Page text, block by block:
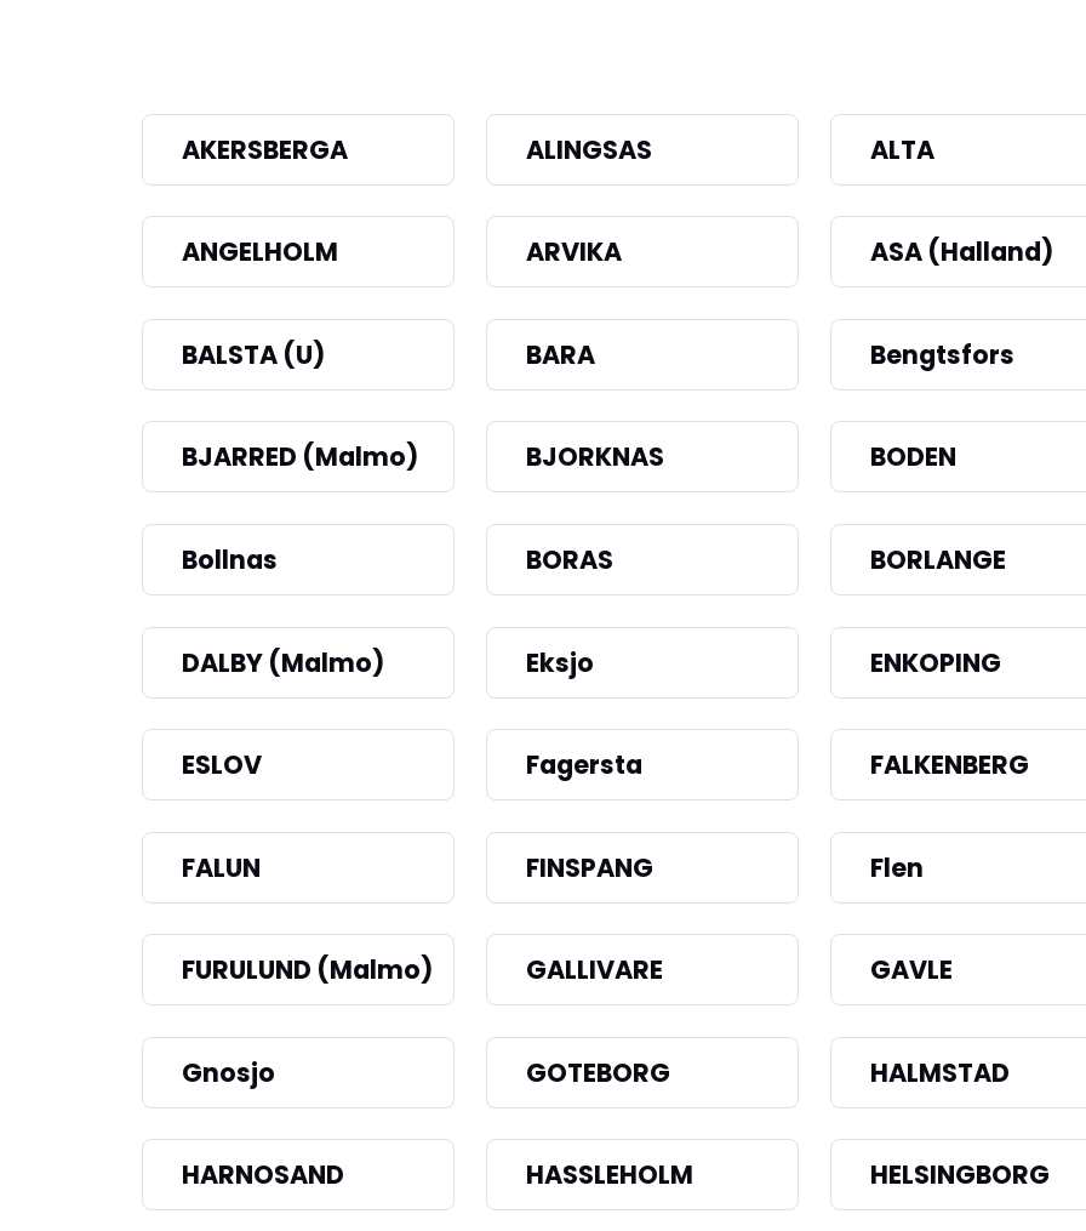
AKERSBERGA ALINGSAS ALTA
ANGELHOLM ARVIKA ASA (Halland)
BALSTA (U) BARA Bengtsfors
BJARRED (Malmo) BJORKNAS BODEN
Bollnas BORAS BORLANGE
DALBY (Malmo) Eksjo ENKOPING
ESLOV Fagersta FALKENBERG
FALUN FINSPANG Flen
FURULUND (Malmo) GALLIVARE GAVLE
Gnosjo GOTEBORG HALMSTAD
HARNOSAND HASSLEHOLM HELSINGBORG